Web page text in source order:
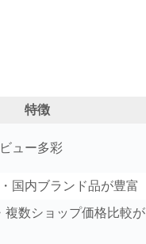
特徴
ュー多彩
国内ブランド品が豊富
複数ショップ価格比較が